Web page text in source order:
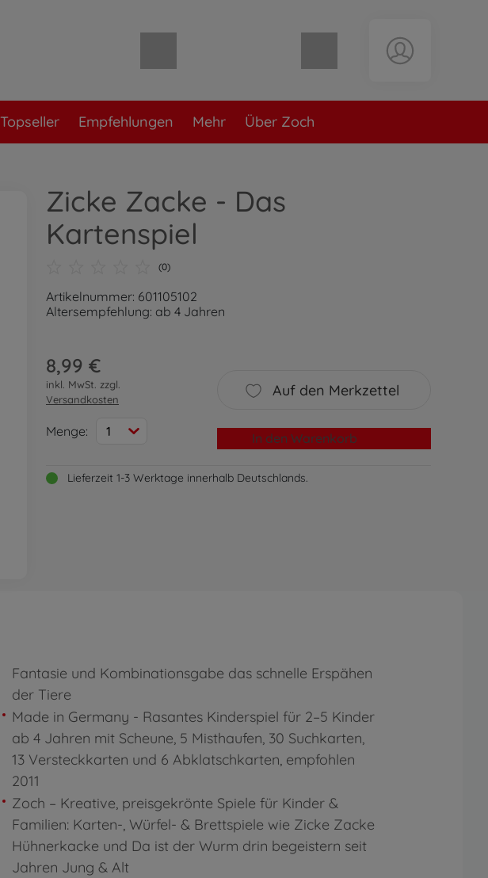
Warenkorb leer
Topseller Empfehlungen Mehr Über Zoch
Zicke Zacke - Das
Kartenspiel
(0)
Artikelnummer: 601105102
Altersempfehlung: ab 4 Jahren
8,99 €
inkl. MwSt. zzgl.
Versandkosten
Menge: 1
Auf den Merkzettel
In den Warenkorb
Lieferzeit 1-3 Werktage innerhalb Deutschlands.
Fantasie und Kombinationsgabe das schnelle Erspähen
der Tiere
Made in Germany - Rasantes Kinderspiel für 2–5 Kinder
ab 4 Jahren mit Scheune, 5 Misthaufen, 30 Suchkarten,
13 Versteckkarten und 6 Abklatschkarten, empfohlen
2011
Zoch – Kreative, preisgekrönte Spiele für Kinder &
Familien: Karten-, Würfel- & Brettspiele wie Zicke Zacke
Hühnerkacke und Da ist der Wurm drin begeistern seit
Jahren Jung & Alt